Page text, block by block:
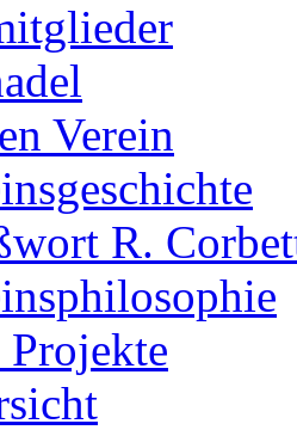
Verein
R.
Projekte